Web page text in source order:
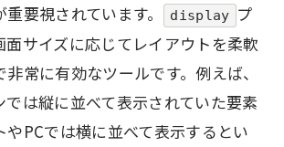
要視されています。
display プ
面サイズに応じてレイアウトを柔軟
常に有効なツールです。例えば、
では縦に並べて表示されていた要素
やPCでは横に並べて表示するとい